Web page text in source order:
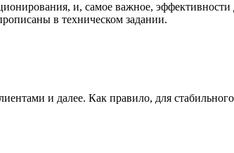
и, самое важное, эффективности
в техническом задании.
и далее. Как правило, для стабильного